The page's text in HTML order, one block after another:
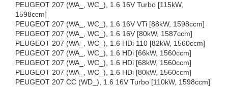
PEUGEOT 207 (WA_, WC_), 1.6 16V Turbo [115kW,
1598ccm]
PEUGEOT 207 (WA_, WC_), 1.6 16V VTi [88kW, 1598ccm]
PEUGEOT 207 (WA_, WC_), 1.6 16V [80kW, 1587ccm]
PEUGEOT 207 (WA_, WC_), 1.6 HDi 110 [82kW, 1560ccm]
PEUGEOT 207 (WA_, WC_), 1.6 HDi [66kW, 1560ccm]
PEUGEOT 207 (WA_, WC_), 1.6 HDi [68kW, 1560ccm]
PEUGEOT 207 (WA_, WC_), 1.6 HDi [80kW, 1560ccm]
PEUGEOT 207 CC (WD_), 1.6 16V Turbo [110kW, 1598ccm]